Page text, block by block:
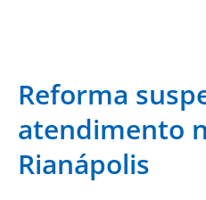
Reforma
atendimento
Rianápolis